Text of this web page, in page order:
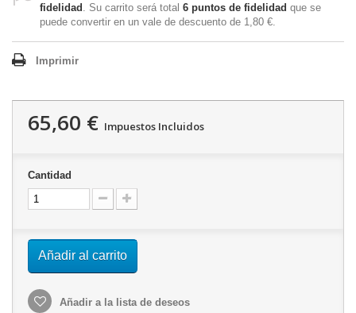
fidelidad . Su carrito será total 6 puntos de fidelidad que se
puede convertir en un vale de descuento de 1,80 €.
Imprimir
65,60 € Impuestos Incluidos
Cantidad
Añadir al carrito
Añadir a la lista de deseos